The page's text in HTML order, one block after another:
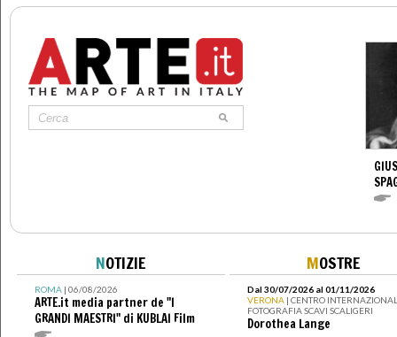
NOTIZIE
ROMA| 06/08/2026
ARTE.it media partner de "I
GRANDI MAESTRI" di KUBLAI Film
MOSTRE
Dal 30/07/2026 al 01/11/2026
VERONA | CENTRO
FOTOGRAFIA SCAVI SCALIGERI
Dorothea Lange